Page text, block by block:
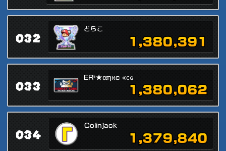
032
どらこ
1,380,391
033
ERᴱ★αηкє «ᴄɢ
1,380,062
034
Colinjack
1,379,840